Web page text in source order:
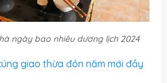
ngày bao nhiêu dương lịch 2024
giao thừa đón năm mới đầy